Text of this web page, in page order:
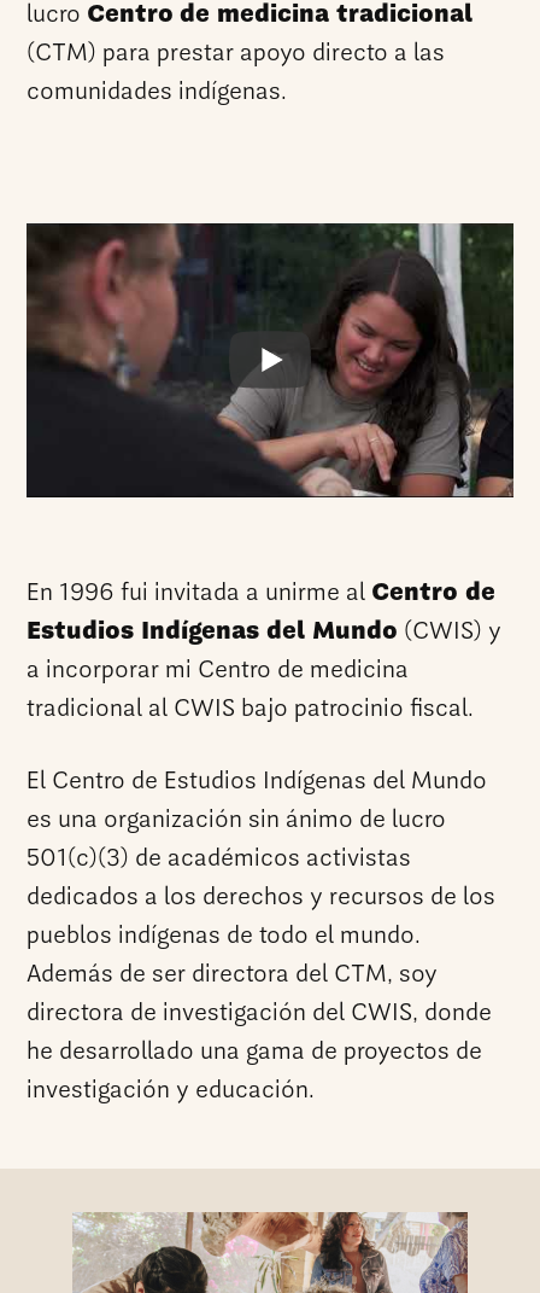
lucro Centro de medicina tradicional
(CTM) para prestar apoyo directo a las
comunidades indígenas.
En 1996 fui invitada a unirme al Centro de
Estudios Indígenas del Mundo (CWIS) y
a incorporar mi Centro de medicina
tradicional al CWIS bajo patrocinio fiscal.
El Centro de Estudios Indígenas del Mundo
es una organización sin ánimo de lucro
501(c)(3) de académicos activistas
dedicados a los derechos y recursos de los
pueblos indígenas de todo el mundo.
Además de ser directora del CTM, soy
directora de investigación del CWIS, donde
he desarrollado una gama de proyectos de
investigación y educación.